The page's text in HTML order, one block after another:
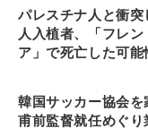
パレスチナ人と衝
人入植者、「フレン
ア」で死亡した可能
韓国サッカー協会
甫前監督就任めぐ